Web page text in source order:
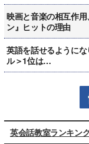
映画と音楽の相互作
ン』ヒットの理由
英語を話せるように
ル＞1位は…
英会話教室ランキン